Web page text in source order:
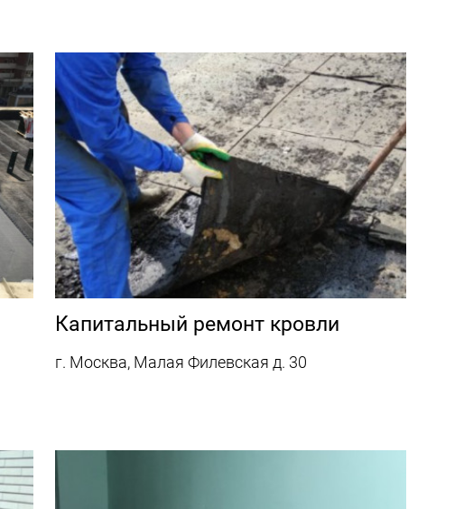
Капитальный ремонт кровли
г. Москва, Малая Филевская д. 30